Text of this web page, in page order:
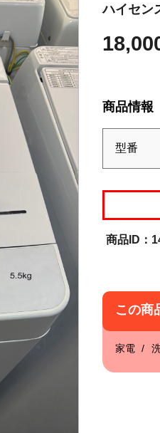
ハイセ
商品情報
型番
この商
家電